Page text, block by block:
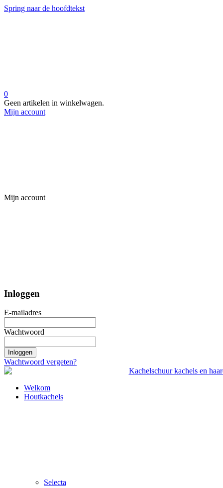
Spring naar de hoofdtekst
0
Geen artikelen in winkelwagen.
Mijn account
Mijn account
Inloggen
E-mailadres
Wachtwoord
Inloggen
Wachtwoord vergeten?
Welkom
Houtkachels
Selecta